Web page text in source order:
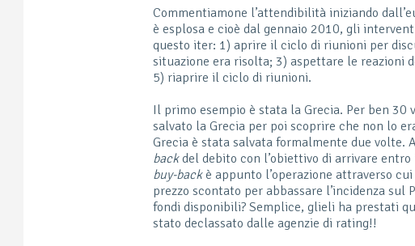
Commentiamone l’attendibilità iniziando
è esplosa e cioè dal gennaio 2010, gli
questo iter: 1) aprire il ciclo di riunioni per
situazione era risolta; 3) aspettare le reazioni
5) riaprire il ciclo di riunioni.
Il primo esempio è stata la Grecia. Per ben
salvato la Grecia per poi scoprire che non lo
Grecia è stata salvata formalmente due
backdel debito con l’obiettivo di arrivare
buy-backè appunto l’operazione attraverso
prezzo scontato per abbassare l’incidenza
fondi disponibili? Semplice, glieli ha prestati
stato declassato dalle agenzie di rating!!